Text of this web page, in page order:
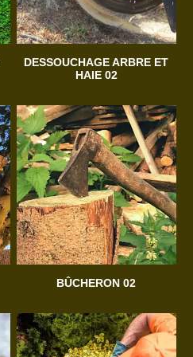
DESSOUCHAGE ARBRE ET
HAIE 02
BÛCHERON 02